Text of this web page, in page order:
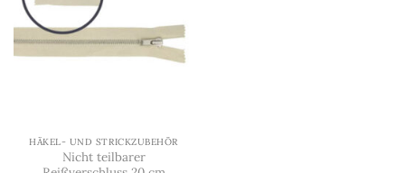
HÄKEL- UND STRICKZUBEHÖR
Nicht teilbarer